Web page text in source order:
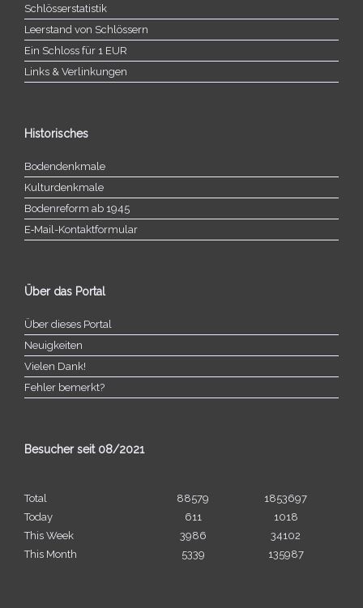
Schlösserstatistik
Leerstand von Schlössern
Ein Schloss für 1 EUR
Links & Verlinkungen
Historisches
Bodendenkmale
Kulturdenkmale
Bodenreform ab 1945
E‑Mail-​​Kontaktformular
Über das Portal
Über dieses Portal
Neuigkeiten
Vielen Dank!
Fehler bemerkt?
Besucher seit 08/​2021
Total 88579
1853697
Today
611
1018
This Week
3986
34102
This Month
5339 135987